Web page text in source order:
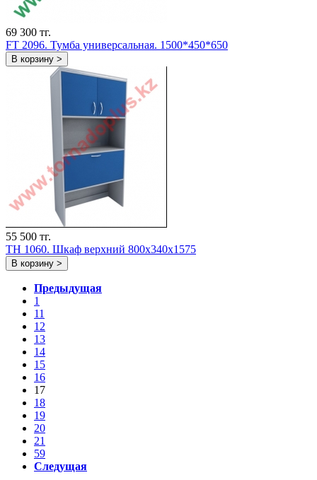
69 300 тг.
FT 2096. Тумба универсальная. 1500*450*650
В корзину >
55 500 тг.
TH 1060. Шкаф верхний 800х340х1575
В корзину >
Предыдущая
1
11
12
13
14
15
16
17
18
19
20
21
59
Следущая